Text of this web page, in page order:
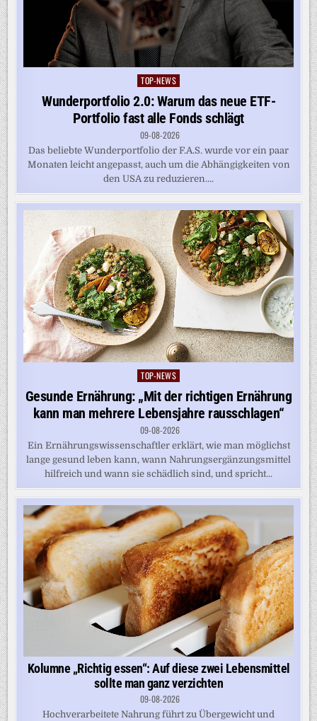
Posted
in
TOP-NEWS
Wunderportfolio 2.0: Warum das neue ETF-
Portfolio fast alle Fonds schlägt
09-08-2026
Das beliebte Wunderportfolio der F.A.S. wurde vor ein paar
Monaten leicht angepasst, auch um die Abhängigkeiten von
den USA zu reduzieren....
Posted
in
TOP-NEWS
Gesunde Ernährung: „Mit der richtigen Ernährung
kann man mehrere Lebensjahre rausschlagen“
09-08-2026
Ein Ernährungswissenschaftler erklärt, wie man möglichst
lange gesund leben kann, wann Nahrungsergänzungsmittel
hilfreich und wann sie schädlich sind, und spricht...
Kolumne „Richtig essen“: Auf diese zwei Lebensmittel
sollte man ganz verzichten
09-08-2026
Hochverarbeitete Nahrung führt zu Übergewicht und